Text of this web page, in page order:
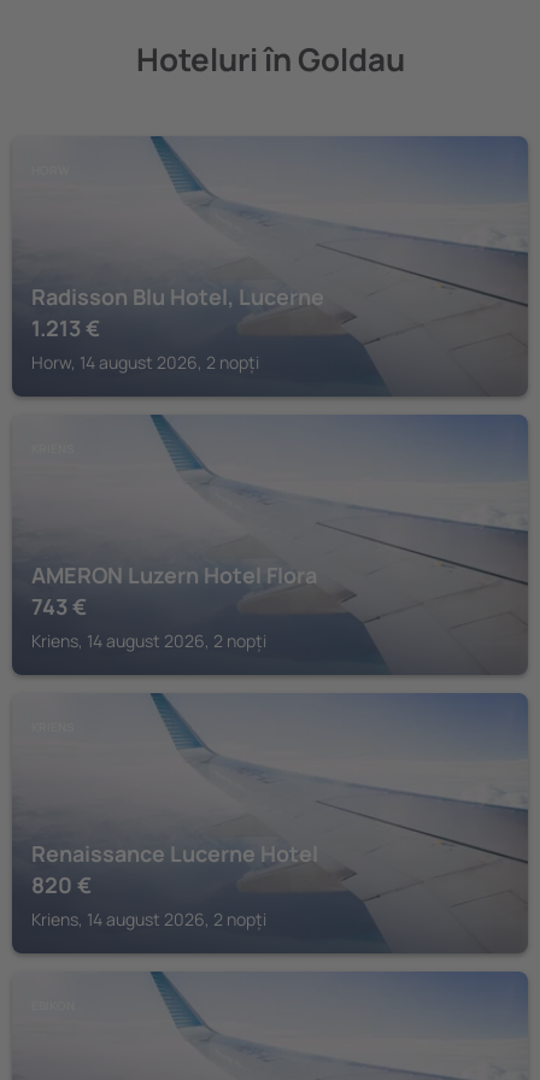
Hoteluri în Goldau
Radisson Blu Hotel, Lucerne
1.213 €
Horw, 14 august 2026, 2 nopți
AMERON Luzern Hotel Flora
743 €
Kriens, 14 august 2026, 2 nopți
Renaissance Lucerne Hotel
820 €
Kriens, 14 august 2026, 2 nopți